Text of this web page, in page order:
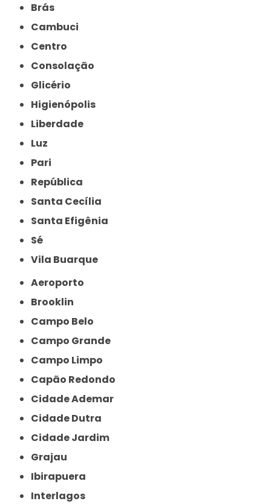
Brás
Cambuci
Centro
Consolação
Glicério
Higienópolis
Liberdade
Luz
Pari
República
Santa Cecília
Santa Efigênia
Sé
Vila Buarque
Aeroporto
Brooklin
Campo Belo
Campo Grande
Campo Limpo
Capão Redondo
Cidade Ademar
Cidade Dutra
Cidade Jardim
Grajau
Ibirapuera
Interlagos